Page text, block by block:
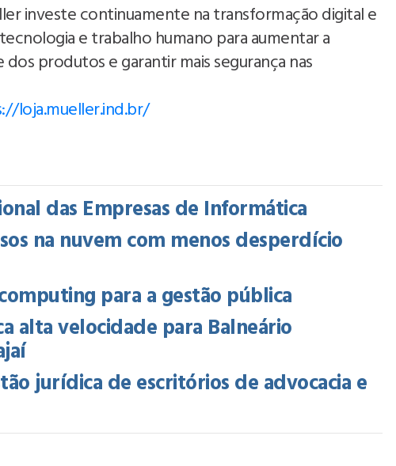
investe continuamente na transformação digital e
e trabalho humano para aumentar a
produtos e garantir mais segurança nas
loja.mueller.ind.br/
das Empresas de Informática
na nuvem com menos desperdício
para a gestão pública
alta velocidade para Balneário
jurídica de escritórios de advocacia e